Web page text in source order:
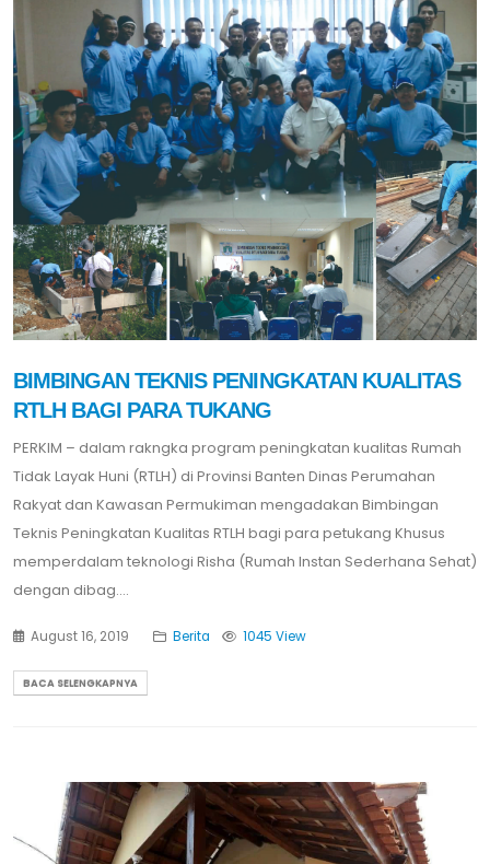
BIMBINGAN TEKNIS PENINGKATAN KUALITAS
RTLH BAGI PARA TUKANG
PERKIM – dalam rakngka program peningkatan kualitas Rumah
Tidak Layak Huni (RTLH) di Provinsi Banten Dinas Perumahan
Rakyat dan Kawasan Permukiman mengadakan Bimbingan
Teknis Peningkatan Kualitas RTLH bagi para petukang Khusus
memperdalam teknologi Risha (Rumah Instan Sederhana Sehat)
dengan dibag....
August 16, 2019 Berita 1045 View
BACA SELENGKAPNYA